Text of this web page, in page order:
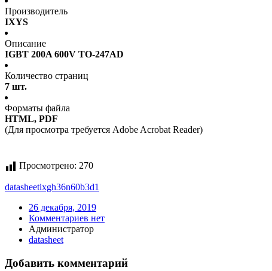
Производитель
IXYS
Описание
IGBT 200A 600V TO-247AD
Количество страниц
7 шт.
Форматы файла
HTML, PDF
(Для просмотра требуется Adobe Acrobat Reader)
Просмотрено: 270
datasheetixgh36n60b3d1
26 декабря, 2019
Комментариев нет
Администратор
datasheet
Добавить комментарий